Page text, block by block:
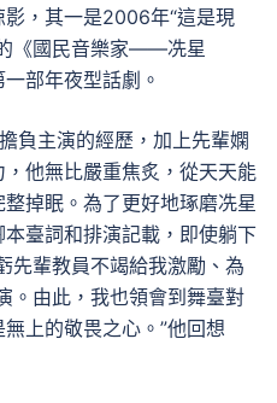
，其一是2006年“這是現
《國民音樂家——冼星
部年夜型話劇。
負主演的經歷，加上先輩嫻
他無比嚴重焦炙，從天天能
掉眠。為了更好地琢磨冼星
臺詞和排演記載，即使躺下
先輩教員不竭給我激勵、為
。由此，我也領會到舞臺對
上的敬畏之心。”他回想